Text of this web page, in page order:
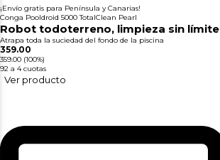
¡Envío gratis para Península y Canarias!
Conga Pooldroid 5000 TotalClean Pearl
Robot todoterreno, limpieza sin límite
Atrapa toda la suciedad del fondo de la piscina
359.00
359.00 (100%)
92 a 4 cuotas
Ver producto